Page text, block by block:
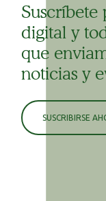
Suscríbete
digital y
que
noticias y
SUSCRIBIRSE